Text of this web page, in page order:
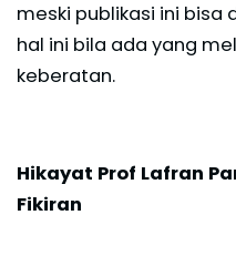
meski publikasi ini
hal ini bila ada yang
keberatan.
Hikayat Prof Lafran
Fikiran